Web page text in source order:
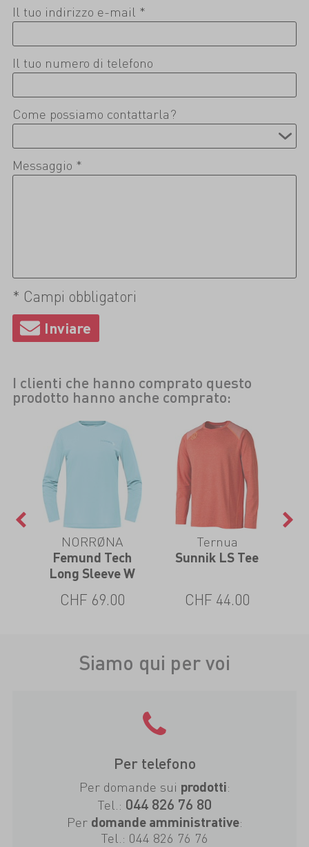
Il tuo indirizzo e-mail *
Il tuo numero di telefono
Come possiamo contattarla?
Messaggio *
* Campi obbligatori
I clienti che hanno comprato questo
prodotto hanno anche comprato:
NORRØNA
Femund Tech
Long Sleeve W
CHF 69.00
Ternua
Sunnik LS Tee
CHF 44.00
Siamo qui per voi
Per telefono
Per domande sui prodotti:
Tel.: 044 826 76 80
Per domande amministrative:
Tel.: 044 826 76 76